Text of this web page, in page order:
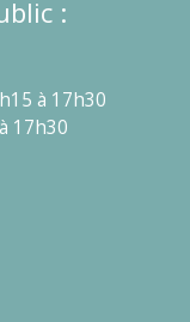
:
à 17h30
17h30